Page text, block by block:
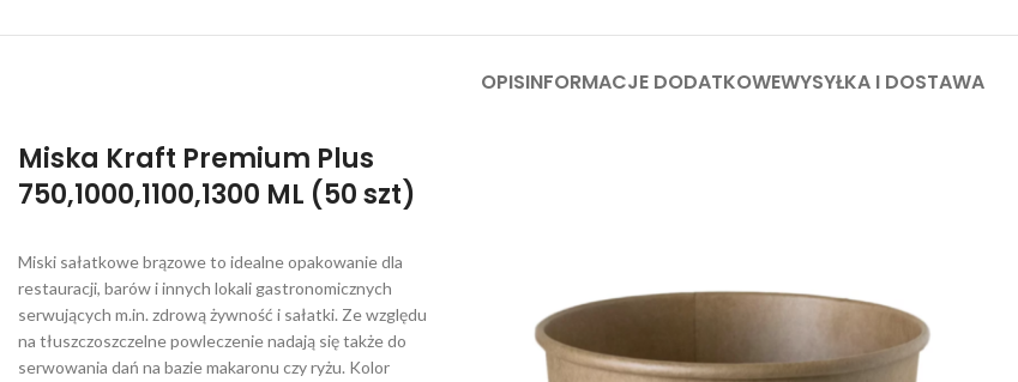
OPISINFORMACJE DODATKOWEWYSYŁKA I DOSTAWA
Miska Kraft Premium Plus
750,1000,1100,1300 ML (50 szt)
Miski sałatkowe brązowe to idealne opakowanie dla
restauracji, barów i innych lokali gastronomicznych
serwujących m.in. zdrową żywność i sałatki. Ze względu
na tłuszczoszczelne powleczenie nadają się także do
serwowania dań na bazie makaronu czy ryżu. Kolor